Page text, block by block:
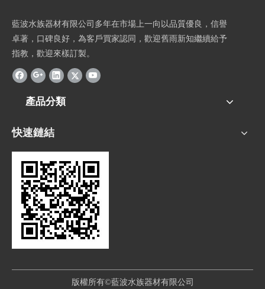
藍波水族器材有限公司多年在市場上一向以品質優良，信譽
卓著，口碑良好，為客戶買家認同，歡迎舊雨新知繼續給予
指教，歡迎來樣訂製。
產品分類
快速鏈結
版權所有©藍波水族器材有限公司